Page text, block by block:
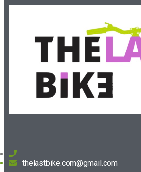
thelastbike.com@gmail.com